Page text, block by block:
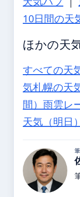
10日間の天
ほかの天
すべての天
気札幌の天
間） 雨雲レ
天気（明日）